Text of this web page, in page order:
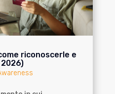
riconoscerle e